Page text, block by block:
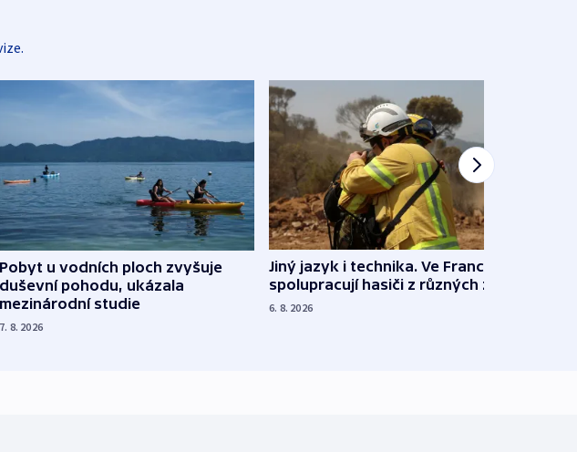
Pobyt u vodních ploch zvyšuje
duševní pohodu, ukázala
mezinárodní studie
7. 8. 2026
Jiný jazyk i technika. Ve Francii
spolupracují hasiči z různých zemí
6. 8. 2026